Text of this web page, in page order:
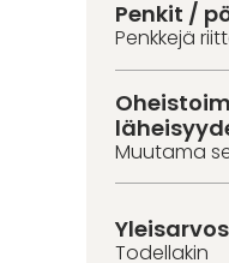
Penkit /
Penkkejä
Muutama
Todellakin